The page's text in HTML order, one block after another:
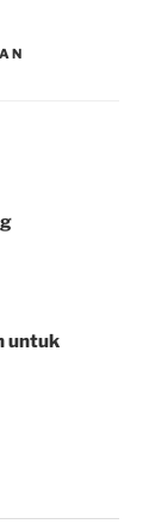
untuk